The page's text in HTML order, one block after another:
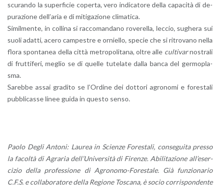
scu­ran­do la su­per­fi­cie co­per­ta, vero in­di­ca­to­re della ca­pa­ci­tà di de­
pu­ra­zio­ne del­l’a­ria e di mi­ti­ga­zio­ne cli­ma­ti­ca.
Si­mil­men­te, in col­li­na si rac­co­man­da­no ro­ve­rel­la, lec­cio, su­ghe­ra sui
suoli adat­ti, acero cam­pe­stre e or­niel­lo, spe­cie che si ri­tro­va­no nella
flora spon­ta­nea della città me­tro­po­li­ta­na, oltre alle cul­ti­varno­stra­li
di frut­ti­fe­ri, me­glio se di quel­le tu­te­la­te dalla banca del ger­mo­pla­
sma.
Sa­reb­be assai gra­di­to se l’Or­di­ne dei dot­to­ri agro­no­mi e fo­re­sta­li
pub­bli­cas­se linee guida in que­sto senso.
Paolo Degli An­to­ni: Lau­rea in Scien­ze Fo­re­sta­li, con­se­gui­ta pres­so
la fa­col­tà di Agra­ria del­l’U­ni­ver­si­tà di Fi­ren­ze. Abi­li­ta­zio­ne al­l’e­ser­
ci­zio della pro­fes­sio­ne di Agro­no­mo-Fo­re­sta­le. Già fun­zio­na­rio
C.F.S. e col­la­bo­ra­to­re della Re­gio­ne To­sca­na, è socio cor­ri­spon­den­te